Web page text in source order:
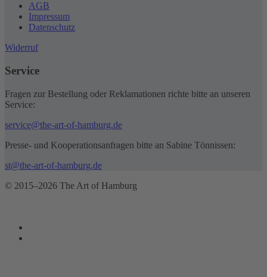
AGB
Impressum
Datenschutz
Widerruf
Service
Fragen zur Bestellung oder Reklamationen richte bitte an unseren
Service:
service@the-art-of-hamburg.de
Presse- und Kooperationsanfragen bitte an Sabine Tönnissen:
st@the-art-of-hamburg.de
© 2015–2026 The Art of Hamburg